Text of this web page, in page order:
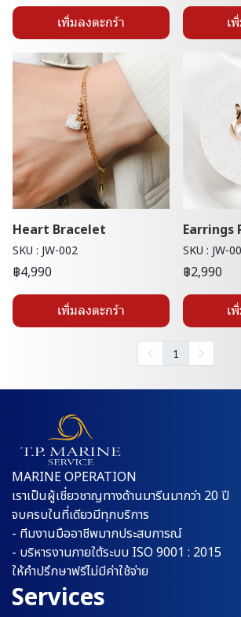
เพิ่มลงตะกร้า เ
Heart Bracelet
SKU : JW-002
฿4,990
เพิ่มลงตะกร้า
Earrings
SKU : JW-
฿2,990
เ
1
MARINE OPERATION
เราเป็นผู้เชี่ยวชาญทางด้านมารีนมากว่า 20 ปี
จบครบในที่เดียวมีทุกบริการ
- ทีมงานมืออาชีพมากประสบการณ์
- บริหารงานภายใต้ระบบ ISO 9001 : 2015
ให้คำปรึกษาฟรีไม่มีค่าใช้จ่าย
Services